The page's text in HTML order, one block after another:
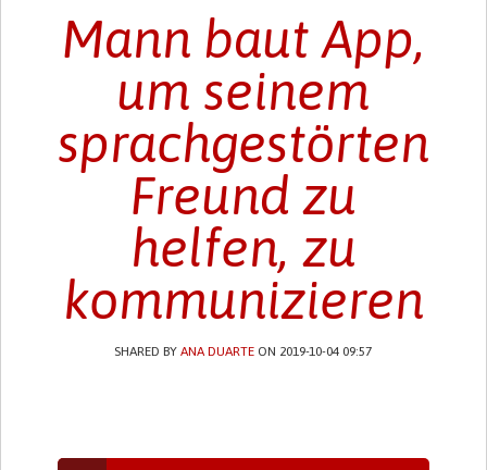
Mann baut App,
um seinem
sprachgestörten
Freund zu
helfen, zu
kommunizieren
SHARED BYANA DUARTE ON 2019-10-04 09:57